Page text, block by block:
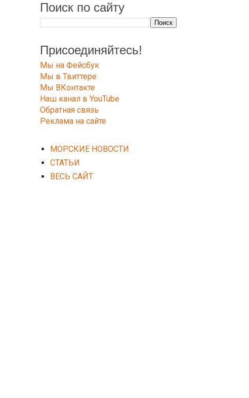
Поиск по сайту
Присоединяйтесь!
Мы на Фейсбук
Мы в Твиттере
Мы ВКонтакте
Наш канал в YouTube
Обратная связь
Реклама на сайте
МОРСКИЕ НОВОСТИ
СТАТЬИ
ВЕСЬ САЙТ